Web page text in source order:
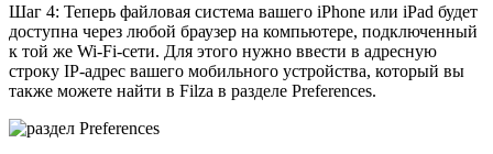
Шаг 4: Теперь файловая система вашего iPhone или iPad будет
доступна через любой браузер на компьютере, подключенный
к той же Wi-Fi-сети. Для этого нужно ввести в адресную
строку IP-адрес вашего мобильного устройства, который вы
также можете найти в Filza в разделе Preferences.